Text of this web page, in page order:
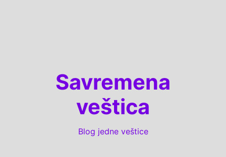
Savremena
veštica
Blog jedne veštice